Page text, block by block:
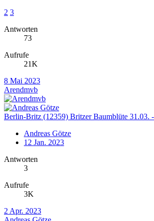
2 3
Antworten
73
Aufrufe
21K
8 Mai 2023
Arendmvb
Berlin-Britz (12359) Britzer Baumblüte 31.03.
Andreas Götze
12 Jan. 2023
Antworten
3
Aufrufe
3K
2 Apr. 2023